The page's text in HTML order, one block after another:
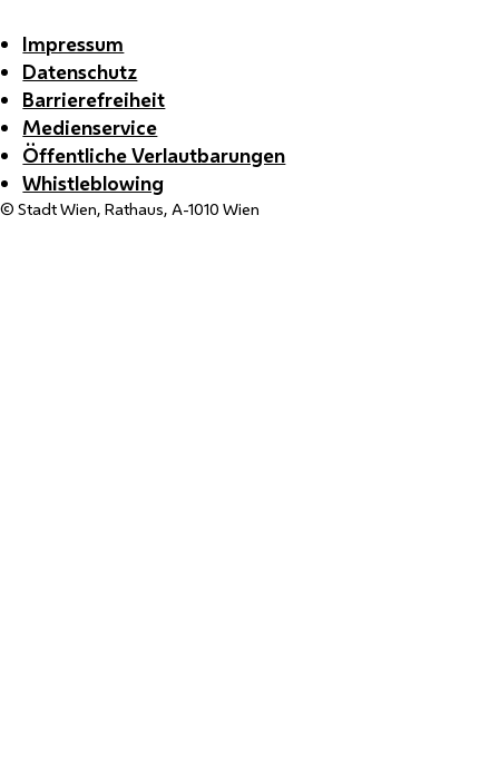
Impressum
Datenschutz
Barrierefreiheit
Medienservice
Öffentliche Verlautbarungen
Whistleblowing
© Stadt Wien, Rathaus, A-1010 Wien